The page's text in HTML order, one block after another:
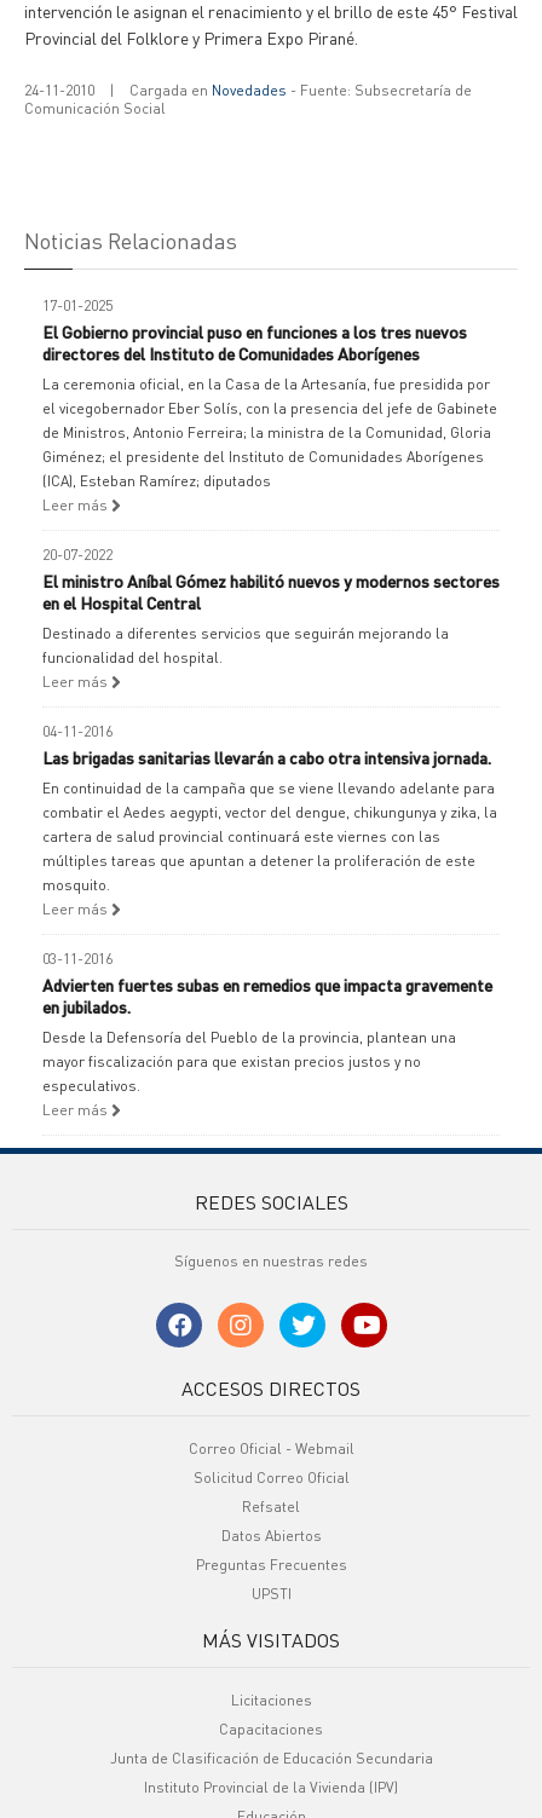
intervención le asignan el renacimiento y el brillo de este 45° Festival
Provincial del Folklore y Primera Expo Pirané.
24-11-2010 | Cargada en Novedades - Fuente: Subsecretaría de
Comunicación Social
Noticias Relacionadas
17-01-2025
El Gobierno provincial puso en funciones a los tres nuevos
directores del Instituto de Comunidades Aborígenes
La ceremonia oficial, en la Casa de la Artesanía, fue presidida por
el vicegobernador Eber Solís, con la presencia del jefe de Gabinete
de Ministros, Antonio Ferreira; la ministra de la Comunidad, Gloria
Giménez; el presidente del Instituto de Comunidades Aborígenes
(ICA), Esteban Ramírez; diputados
Leer más
20-07-2022
El ministro Aníbal Gómez habilitó nuevos y modernos sectores
en el Hospital Central
Destinado a diferentes servicios que seguirán mejorando la
funcionalidad del hospital.
Leer más
04-11-2016
Las brigadas sanitarias llevarán a cabo otra intensiva jornada.
En continuidad de la campaña que se viene llevando adelante para
combatir el Aedes aegypti, vector del dengue, chikungunya y zika, la
cartera de salud provincial continuará este viernes con las
múltiples tareas que apuntan a detener la proliferación de este
mosquito.
Leer más
03-11-2016
Advierten fuertes subas en remedios que impacta gravemente
en jubilados.
Desde la Defensoría del Pueblo de la provincia, plantean una
mayor fiscalización para que existan precios justos y no
especulativos.
Leer más
REDES SOCIALES
Síguenos en nuestras redes
ACCESOS DIRECTOS
Correo Oficial - Webmail
Solicitud Correo Oficial
Refsatel
Datos Abiertos
Preguntas Frecuentes
UPSTI
MÁS VISITADOS
Licitaciones
Capacitaciones
Junta de Clasificación de Educación Secundaria
Instituto Provincial de la Vivienda (IPV)